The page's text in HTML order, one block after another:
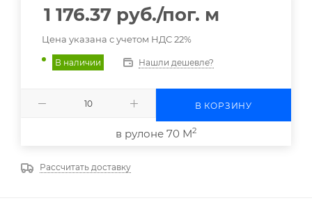
1 176.37 руб./пог. м
Цена указана с учетом НДС 22%
В наличии Нашли дешевле?
В КОРЗИНУ
в рулоне 70 М2
Рассчитать доставку